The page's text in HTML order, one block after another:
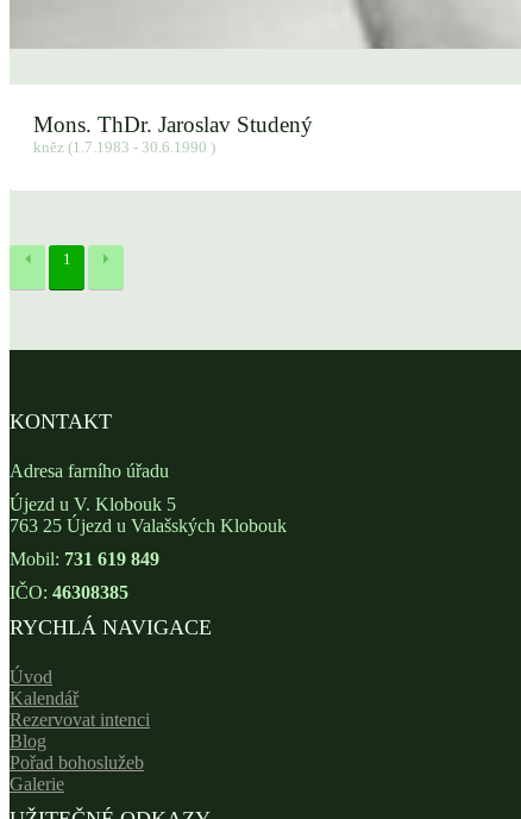
Mons. ThDr. Jaroslav Studený
kněz (1.7.1983 - 30.6.1990 )
1
KONTAKT
Adresa farního úřadu
Újezd u V. Klobouk 5
763 25 Újezd u Valašských Klobouk
Mobil: 731 619 849
IČO: 46308385
RYCHLÁ NAVIGACE
Úvod
Kalendář
Rezervovat intenci
Blog
Pořad bohoslužeb
Galerie